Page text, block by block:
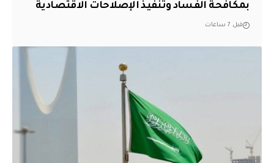
بمكافحة الفساد وتنفيذ الإصلاحات الاقتصادية
قبل 7 ساعات